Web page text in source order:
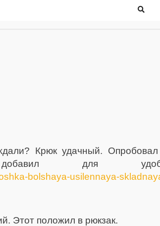
Крюк удачный.
для
bolshaya-usilennaya-
Этот положил в рюкзак.